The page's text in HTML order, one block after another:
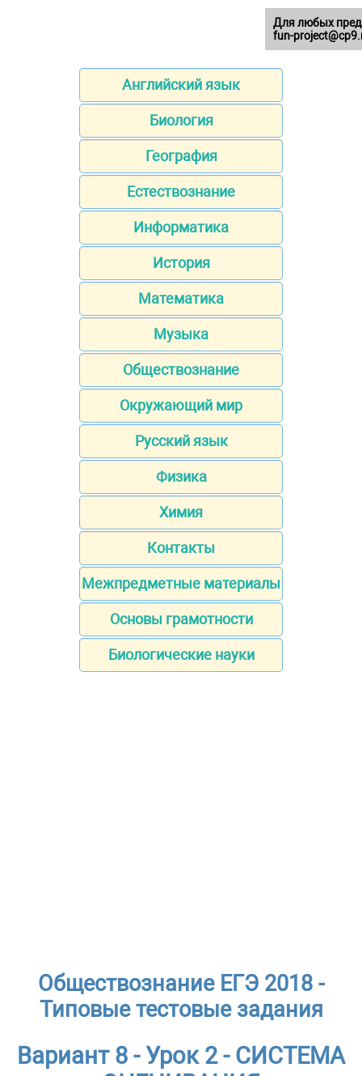
Английский язык
Биология
География
Естествознание
Информатика
История
Математика
Музыка
Обществознание
Окружающий мир
Русский язык
Физика
Химия
Контакты
Межпредметные материалы
Основы грамотности
Биологические науки
Обществознание ЕГЭ 2018 -
Типовые тестовые задания
Вариант 8 - Урок 2 - СИСТЕМА
Для любых
fun-